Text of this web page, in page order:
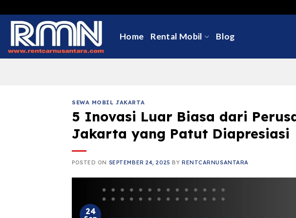
to
content
Home Rental Mobil Blog
SEWA MOBIL JAKARTA
5 Inovasi Luar Biasa dari
Jakarta yang Patut Diapresiasi
POSTED ON SEPTEMBER 24, 2025 BY RENTCARNUSANTARA
24